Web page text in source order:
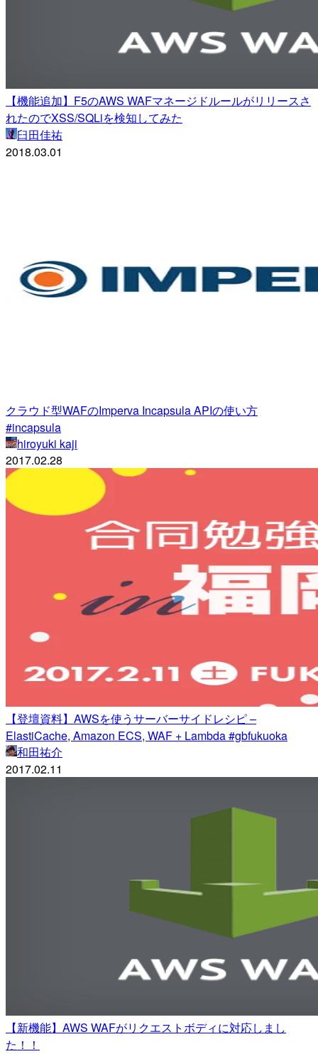
【機能追加】F5のAWS WAFマネージドルールがリリースさ
れたのでXSS/SQLiを検知してみた
臼田佳祐
2018.03.01
クラウド型WAFのImperva Incapsula APIの使い方
#incapsula
hiroyuki kaji
2017.02.28
【登壇資料】AWSを使うサーバーサイドレシピ –
ElastiCache, Amazon ECS, WAF + Lambda #gbfukuoka
和田祐介
2017.02.11
【新機能】AWS WAFがリクエストボディに対応しまし
た！！